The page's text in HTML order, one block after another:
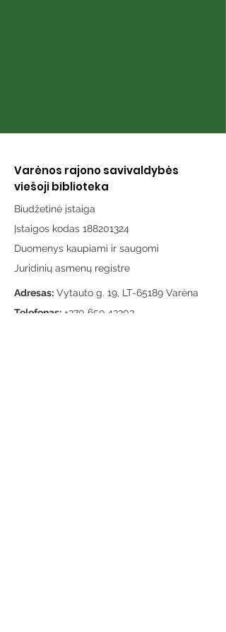
Varėnos rajono savivaldybės
viešoji biblioteka
Biudžetinė įstaiga
Įstaigos kodas 188201324
Duomenys kaupiami ir saugomi
Juridinių asmenų registre
Adresas: Vytauto g. 19, LT-65189 Varėna
Telefonas: +370 659 43303